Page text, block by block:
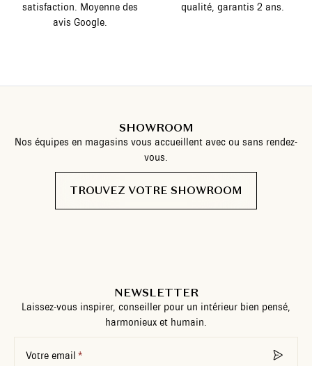
satisfaction. Moyenne des
avis Google.
qualité, garantis 2 ans.
SHOWROOM
Nos équipes en magasins vous accueillent avec ou sans rendez-
vous.
TROUVEZ VOTRE SHOWROOM
NEWSLETTER
Laissez-vous inspirer, conseiller pour un intérieur bien pensé,
harmonieux et humain.
Votre email